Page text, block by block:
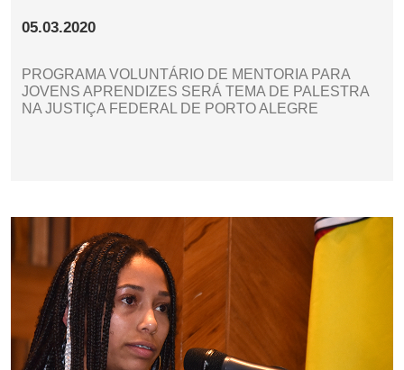
05.03.2020
PROGRAMA VOLUNTÁRIO DE MENTORIA PARA
JOVENS APRENDIZES SERÁ TEMA DE PALESTRA
NA JUSTIÇA FEDERAL DE PORTO ALEGRE